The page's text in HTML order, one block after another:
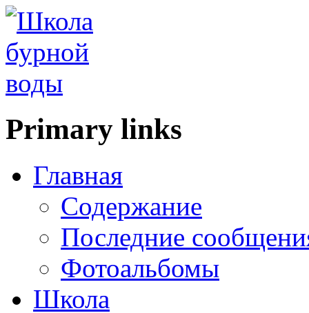
Primary links
Главная
Содержание
Последние
Фотоальбомы
Школа